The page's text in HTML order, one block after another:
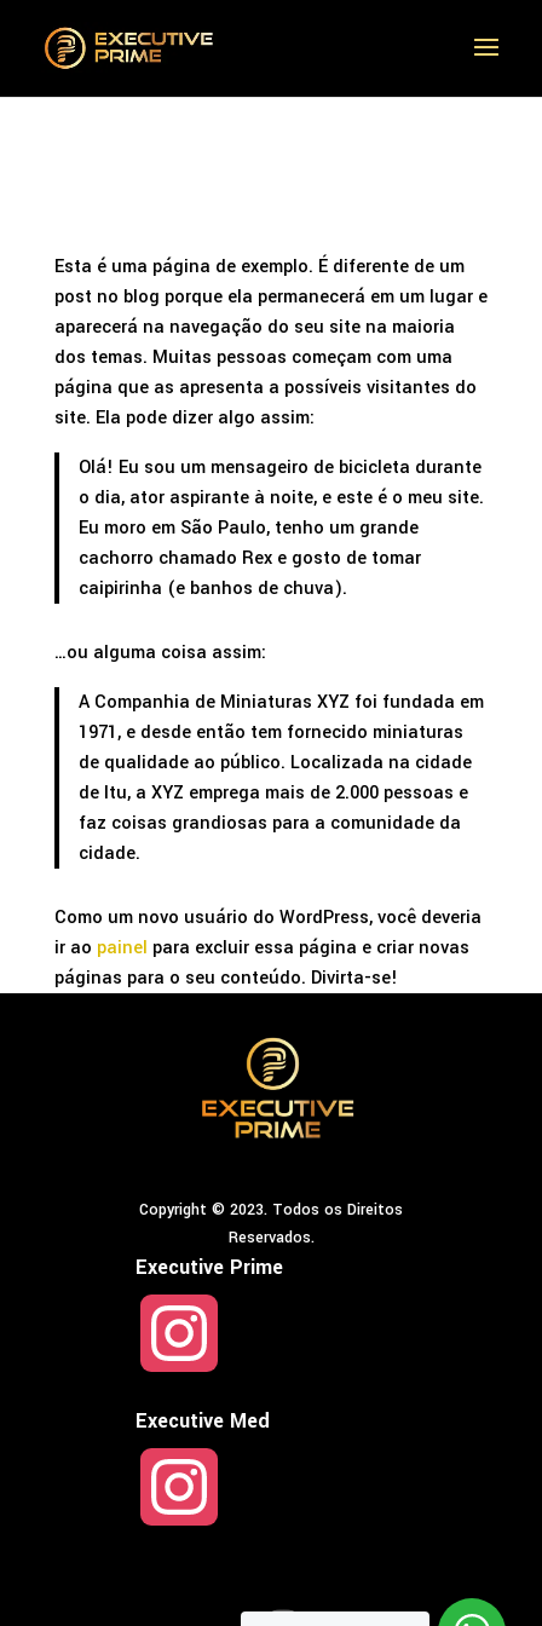
Esta é uma página de exemplo. É diferente de um
post no blog porque ela permanecerá em um lugar e
aparecerá na navegação do seu site na maioria
dos temas. Muitas pessoas começam com uma
página que as apresenta a possíveis visitantes do
site. Ela pode dizer algo assim:
Olá! Eu sou um mensageiro de bicicleta durante
o dia, ator aspirante à noite, e este é o meu site.
Eu moro em São Paulo, tenho um grande
cachorro chamado Rex e gosto de tomar
caipirinha (e banhos de chuva).
…ou alguma coisa assim:
A Companhia de Miniaturas XYZ foi fundada em
1971, e desde então tem fornecido miniaturas
de qualidade ao público. Localizada na cidade
de Itu, a XYZ emprega mais de 2.000 pessoas e
faz coisas grandiosas para a comunidade da
cidade.
Como um novo usuário do WordPress, você deveria
ir ao painel para excluir essa página e criar novas
páginas para o seu conteúdo. Divirta-se!
Copyright © 2023. Todos os Direitos
Reservados.
Executive Prime
Executive Med